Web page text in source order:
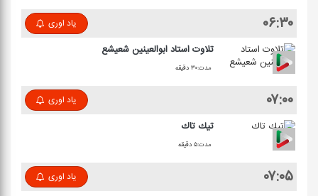
۰۶:۳۰ یاد اوری
تلاوت استاد ابوالعینین شعیشع
مدت:۳۰ دقیقه
۰۷:۰۰ یاد اوری
تیك تاك
مدت:۵ دقیقه
۰۷:۰۵ یاد اوری